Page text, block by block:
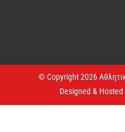
© Copyright 2026
Designed & Hosted